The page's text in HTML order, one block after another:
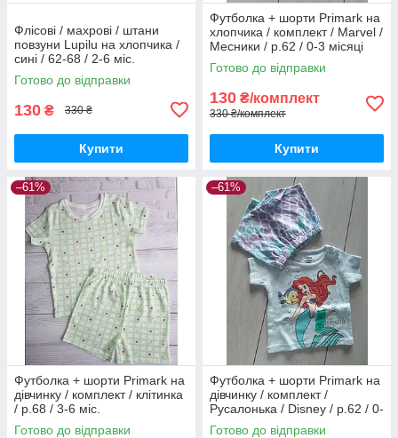
Флісові / махрові / штани
повзуни Lupilu на хлопчика /
сині / 62-68 / 2-6 міс.
Готово до відправки
130 ₴ 330 ₴
Купити
Футболка + шорти Primark на
хлопчика / комплект / Marvel /
Месники / р.62 / 0-3 місяці
(більшомір)
Готово до відправки
130 ₴/комплект
330 ₴/комплект
Купити
–61%
Футболка + шорти Primark на
дівчинку / комплект / клітинка
/ р.68 / 3-6 міс.
Готово до відправки
–61%
Футболка + шорти Primark на
дівчинку / комплект /
Русалонька / Disney / р.62 / 0-
3 місяці / більшомір
Готово до відправки